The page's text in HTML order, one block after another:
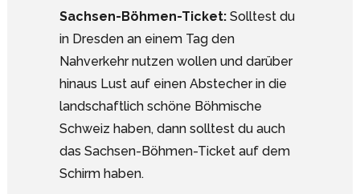
Sachsen-Böhmen-Ticket: Solltest du
in Dresden an einem Tag den
Nahverkehr nutzen wollen und darüber
hinaus Lust auf einen Abstecher in die
landschaftlich schöne Böhmische
Schweiz haben, dann solltest du auch
das Sachsen-Böhmen-Ticket auf dem
Schirm haben.